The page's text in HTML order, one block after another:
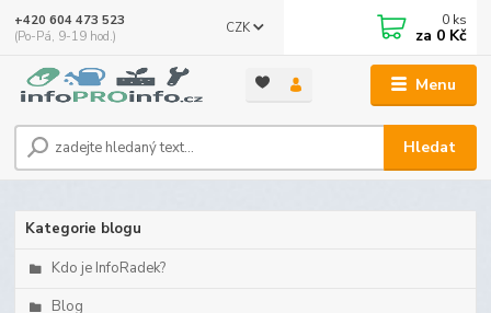
Menu
CZK
Hledat
+420 604 473 523
(Po-Pá, 9-19 hod.)
0 ks
za 0 Kč
Kategorie blogu
Kdo je InfoRadek?
Blog